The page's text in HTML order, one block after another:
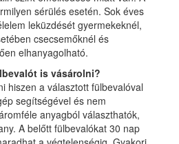
sérülés esetén. Sok éves
leküzdését gyermekeknél,
csecsemőknél és
elhanyagolható.
is vásárolni?
hiszen a választott fülbevalóval
segítségével és nem
anyagból választhatók,
A belőtt fülbevalókat 30 nap